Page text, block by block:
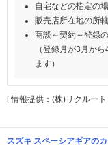
自宅などの指定の
販売店所在地の所
商談～契約～登録
（登録月が3月か
ます）
[ 情報提供：(株)リクルート
スズキ スペーシアギアの